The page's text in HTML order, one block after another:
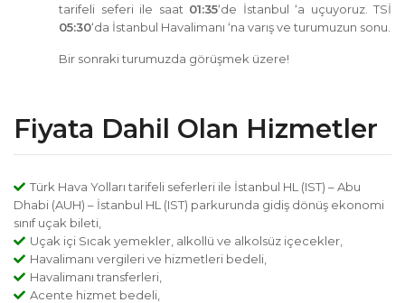
tarifeli seferi ile saat 01:35‘de İstanbul ‘a uçuyoruz. TSİ
05:30‘da İstanbul Havalimanı ‘na varış ve turumuzun sonu.
Bir sonraki turumuzda görüşmek üzere!
Fiyata Dahil Olan Hizmetler
Türk Hava Yolları tarifeli seferleri ile İstanbul HL (IST) – Abu
Dhabi (AUH) – İstanbul HL (IST) parkurunda gidiş dönüş ekonomi
sınıf uçak bileti,
Uçak içi Sıcak yemekler, alkollü ve alkolsüz içecekler,
Havalimanı vergileri ve hizmetleri bedeli,
Havalimanı transferleri,
Acente hizmet bedeli,